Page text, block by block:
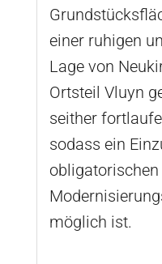
einer ruhigen
Lage von
Ortsteil Vluyn
seither
sodass ein
obligatorischen
möglich ist.